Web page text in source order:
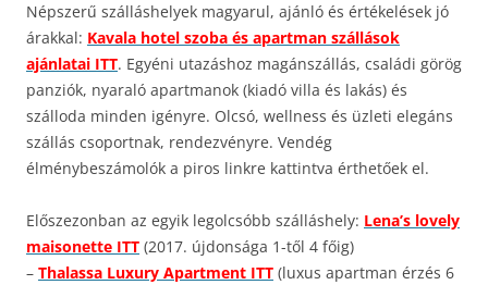
Népszerű szálláshelyek magyarul, ajánló és értékelések jó
árakkal: Kavala hotel szoba és apartman szállások
ajánlatai ITT. Egyéni utazáshoz magánszállás, családi görög
panziók, nyaraló apartmanok (kiadó villa és lakás) és
szálloda minden igényre. Olcsó, wellness és üzleti elegáns
szállás csoportnak, rendezvényre. Vendég
élménybeszámolók a piros linkre kattintva érthetőek el.
Előszezonban az egyik legolcsóbb szálláshely: Lena’s lovely
maisonette ITT (2017. újdonsága 1-től 4 főig)
– Thalassa Luxury Apartment ITT (luxus apartman érzés 6